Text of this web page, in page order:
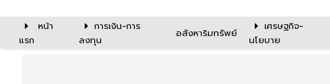
หน้า
แรก
การเงิน-การ
ลงทุน
อสังหาริมทรัพย์
เศรษฐกิจ-
นโยบาย